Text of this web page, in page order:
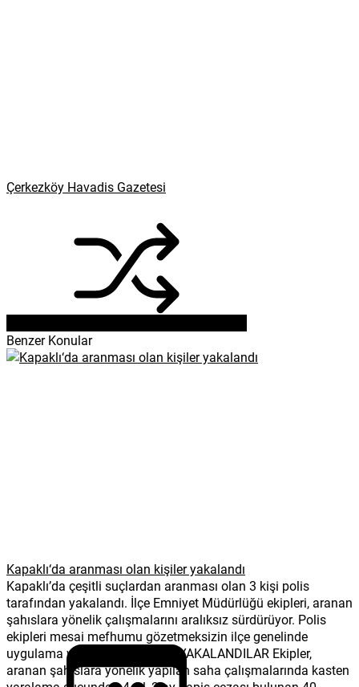
Çerkezköy Havadis Gazetesi
Benzer Konular
Kapaklı‘da aranması olan kişiler yakalandı
Kapaklı’da çeşitli suçlardan aranması olan 3 kişi polis
tarafından yakalandı. İlçe Emniyet Müdürlüğü ekipleri, aranan
şahıslara yönelik çalışmalarını aralıksız sürdürüyor. Polis
ekipleri mesai mefhumu gözetmeksizin ilçe genelinde
uygulama ve denetim yapıyor. YAKALANDILAR Ekipler,
aranan şahıslara yönelik yapılan saha çalışmalarında kasten